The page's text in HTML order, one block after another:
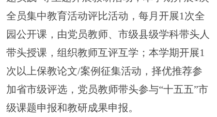
全员集中教育活动评比活动， 每月开展1次全
园公开课，由党员教师、市级县级学科带头人
带头授课，组织教师互评互学； 本学期开展1
次 以上保教论文/案例征集活动，择优推荐参
加省市级评选，党员教师带头参与“十五五”市
级课题申报和教研成果申报。